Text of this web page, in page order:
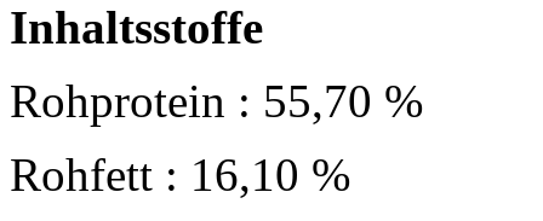
Inhaltsstoffe
Rohprotein : 55,70 %
Rohfett : 16,10 %